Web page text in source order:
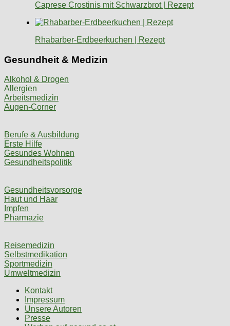
Caprese Crostinis mit Schwarzbrot | Rezept
Rhabarber-Erdbeerkuchen | Rezept
Gesundheit & Medizin
Alkohol & Drogen
Allergien
Arbeitsmedizin
Augen-Corner
Berufe & Ausbildung
Erste Hilfe
Gesundes Wohnen
Gesundheitspolitik
Gesundheitsvorsorge
Haut und Haar
Impfen
Pharmazie
Reisemedizin
Selbstmedikation
Sportmedizin
Umweltmedizin
Kontakt
Impressum
Unsere Autoren
Presse